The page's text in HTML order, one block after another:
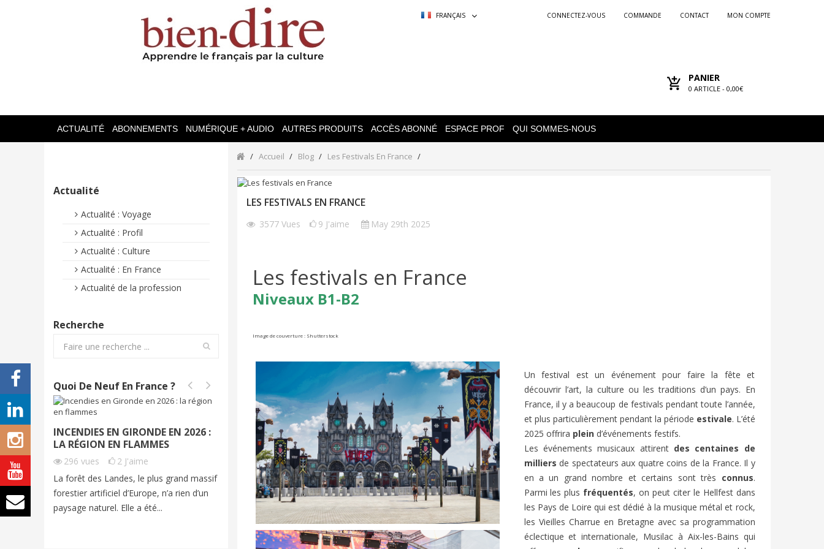
FRANÇAIS MON COMPTE
CONTACT
COMMANDE
CONNECTEZ-VOUS
PANIER
0 ARTICLE - 0,00€
ACTUALITÉ ABONNEMENTS NUMÉRIQUE + AUDIO AUTRES PRODUITS ACCÈS ABONNÉ ESPACE PROF QUI SOMMES-NOUS
Actualité
Actualité : Voyage
Actualité : Profil
Actualité : Culture
Actualité : En France
Actualité de la profession
Recherche
Quoi De Neuf En France ?
INCENDIES EN GIRONDE EN 2026 :
LA RÉGION EN FLAMMES
296 vues 2 J'aime
La forêt des Landes, le plus grand massif
forestier artificiel d’Europe, n’a rien d’un
paysage naturel. Elle a été...
INCENDIE DE FONTAINEBLEAU EN
2026 | FRANÇAIS B2/C1
228vues 1 J'aime
Cet été, la France subit des incendies
exceptionnels. Quand on pense aux
grands feux de forêt en France, on
imagine...
BORMES-LES-MIMOSAS, VILLAGE
PRÉFÉRÉ DES FRANÇAIS 2026 | FLE
A2/B1
279vues 1 J'aime
Connaissez-vous l’émission de télévision
‘Le Village Préféré des Français’ ? Elle est
animée par Stéphane Bern....
VACANCES D’ÉTÉ EN FRANCE : FLE
A2/B1 | BIEN-DIRE
1136 vues 7 J'aime
En France, le mois de juillet marque le
début des « grandes vacances » ou «
vacances d’été ».
Accueil Blog Les Festivals En France
LES FESTIVALS EN FRANCE
3577 Vues 9 J'aime May 29th 2025
Les festivals en France
Niveaux B1-B2
Image de couverture : Shutterstock
Un festival est un événement pour faire la fête et
découvrir l’art, la culture ou les traditions d’un pays. En
France, il y a beaucoup de festivals pendant toute l’année,
et plus particulièrement pendant la période estivale. L’été
2025 offrira plein d’événements festifs.
Les événements musicaux attirent des centaines de
milliers de spectateurs aux quatre coins de la France. Il y
en a un grand nombre et certains sont très connus.
Parmi les plus fréquentés, on peut citer le Hellfest dans
les Pays de Loire qui est dédié à la musique métal et rock,
les Vieilles Charrue en Bretagne avec sa programmation
éclectique et internationale, Musilac à Aix-les-Bains qui